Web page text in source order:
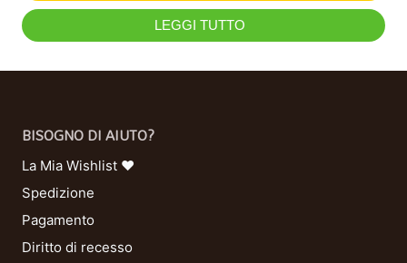
LEGGI TUTTO
BISOGNO DI AIUTO?
La Mia Wishlist ❤
Spedizione
Pagamento
Diritto di recesso